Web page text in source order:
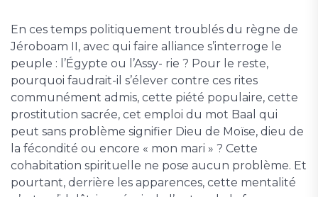
En ces temps politiquement troublés du règne de
Jéroboam II, avec qui faire alliance s’interroge le
peuple : l’Égypte ou l’Assy- rie ? Pour le reste,
pourquoi faudrait-il s’élever contre ces rites
communément admis, cette piété populaire, cette
prostitution sacrée, cet emploi du mot Baal qui
peut sans problème signifier Dieu de Moïse, dieu de
la fécondité ou encore « mon mari » ? Cette
cohabitation spirituelle ne pose aucun problème. Et
pourtant, derrière les apparences, cette mentalité